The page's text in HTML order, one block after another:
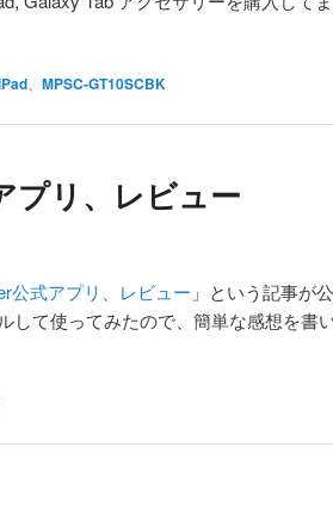
MPSC-GT10SCBK
プリ、レビュー
公式アプリ、レビュー 」という記事が
して使ってみたので、簡単な感想を書い